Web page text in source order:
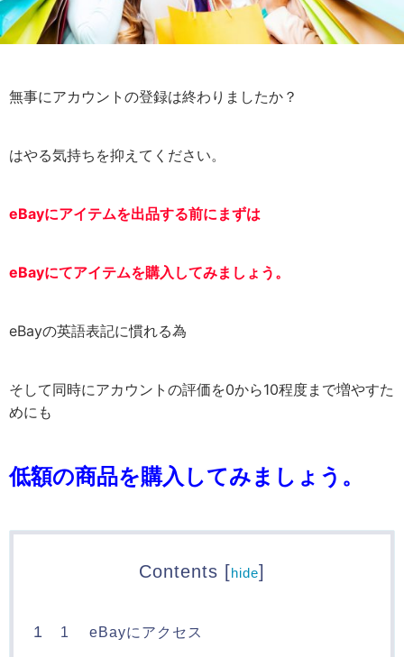
無事にアカウントの登録は終わりましたか？
はやる気持ちを抑えてください。
eBayにアイテムを出品する前にまずは
eBayにてアイテムを購入してみましょう。
eBayの英語表記に慣れる為
そして同時にアカウントの評価を0から10程度まで増やすた
めにも
低額の商品を購入してみましょう。
Contents [hide]
1 1 eBayにアクセス